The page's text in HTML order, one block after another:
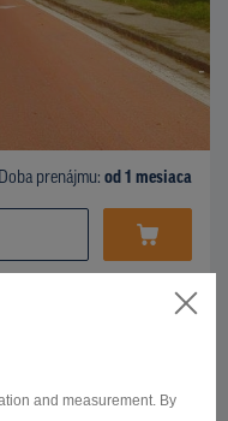
and measurement. By
Doba prenájmu: od 1 mesiaca